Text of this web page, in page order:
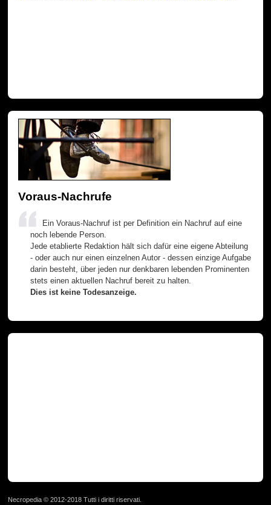
Voraus-Nachrufe
Ein Voraus-Nachruf ist per Definition ein Nachruf auf eine
noch lebende Person.
Jede etablierte Redaktion hält sich dafür eine eigene Abteilung
- oder auch nur einen einzelnen Autor - dessen einzige Aufgabe
darin besteht, über jeden nur denkbaren lebenden Prominenten
stets einen aktuellen Nachruf bereit zu halten.
Dies ist keine Todesanzeige.
Necropedia © 2012-2018 Tutti i diritti riservati.